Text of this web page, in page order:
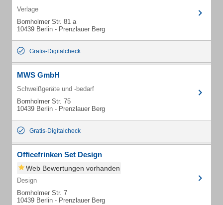
Verlage
Bornholmer Str. 81 a
10439 Berlin - Prenzlauer Berg
Gratis-Digitalcheck
MWS GmbH
Schweißgeräte und -bedarf
Bornholmer Str. 75
10439 Berlin - Prenzlauer Berg
Gratis-Digitalcheck
Officefrinken Set Design
Web Bewertungen vorhanden
Design
Bornholmer Str. 7
10439 Berlin - Prenzlauer Berg